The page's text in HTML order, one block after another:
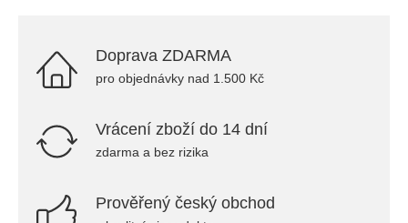
Doprava ZDARMA
pro objednávky nad 1.500 Kč
Vrácení zboží do 14 dní
zdarma a bez rizika
Prověřený český obchod